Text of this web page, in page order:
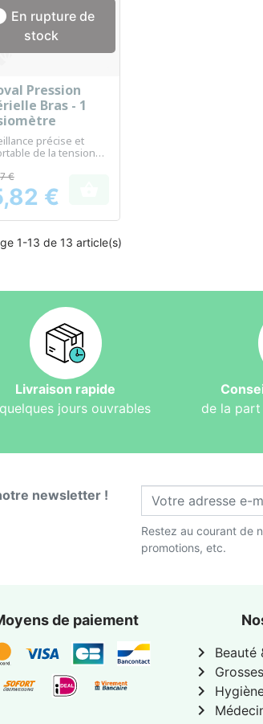
En rupture de
stock
Aperçu rapide
Pression
Bras - 1
précise et
de la tension
€
€
1-13 de 13 article(s)
Livraison rapide
jours ouvrables
de la
newsletter !
Restez au courant de
promotions, etc.
de paiement
chevron_right Beauté
chevron_right
chevron_right
chevron_right